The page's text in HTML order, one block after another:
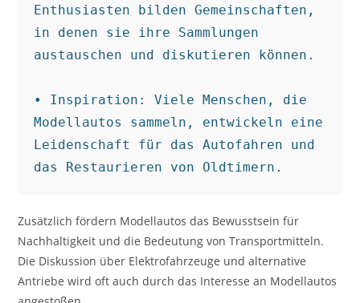
Enthusiasten bilden Gemeinschaften,
in denen sie ihre Sammlungen
austauschen und diskutieren können.
• Inspiration: Viele Menschen, die
Modellautos sammeln, entwickeln eine
Leidenschaft für das Autofahren und
das Restaurieren von Oldtimern.
Zusätzlich fördern Modellautos das Bewusstsein für
Nachhaltigkeit und die Bedeutung von Transportmitteln.
Die Diskussion über Elektrofahrzeuge und alternative
Antriebe wird oft auch durch das Interesse an Modellautos